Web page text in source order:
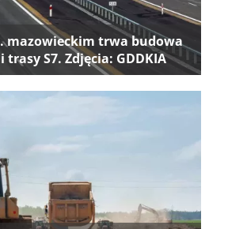
mazowieckim trwa budowa
S7. Zdjęcia: GDDKIA